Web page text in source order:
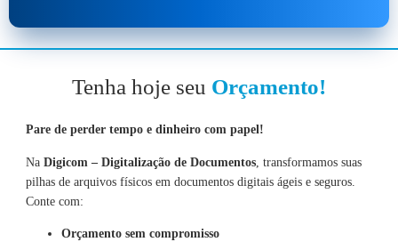
Tenha hoje seu Orçamento!
Pare de perder tempo e dinheiro com papel!
Na Digicom – Digitalização de Documentos, transformamos suas
pilhas de arquivos físicos em documentos digitais ágeis e seguros.
Conte com:
Orçamento sem compromisso